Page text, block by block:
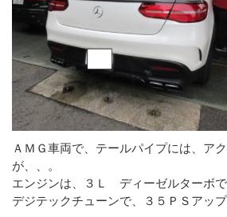
ＡＭＧ車両で、テールパイプには、ア
が、、。
エンジンは、３Ｌ ディーゼルターボで
デジテックチューンで、３５ＰＳアップ